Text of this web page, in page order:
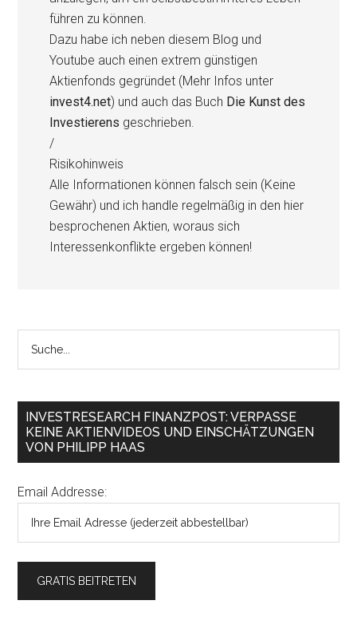
führen zu können.
Dazu habe ich neben diesem Blog und
Youtube auch einen extrem günstigen
Aktienfonds gegründet (Mehr Infos unter
invest4.net) und auch das Buch Die Kunst des
Investierens geschrieben.
/
Risikohinweis
Alle Informationen können falsch sein (Keine
Gewähr) und ich handle regelmäßig in den hier
besprochenen Aktien, woraus sich
Interessenkonflikte ergeben können!
INVESTRESEARCH FINANZPOST: VERPASSE
KEINE AKTIENVIDEOS UND EINSCHÄTZUNGEN
VON PHILIPP HAAS
Email Addresse: